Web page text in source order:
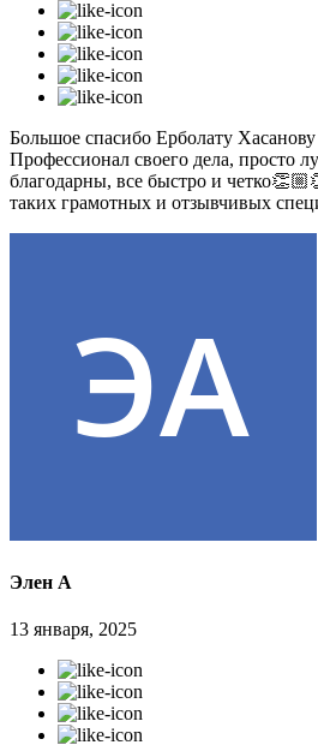
Большое спасибо Ерболату
Профессионал своего дела, просто
благодарны, все быстро и
таких грамотных и отзывчивых
Элен А
13 января, 2025